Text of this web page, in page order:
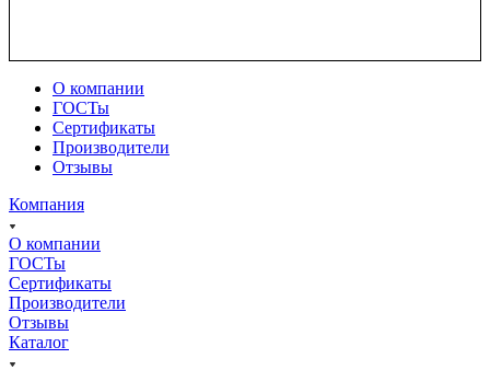
О компании
ГОСТы
Сертификаты
Производители
Отзывы
Компания
О компании
ГОСТы
Сертификаты
Производители
Отзывы
Каталог